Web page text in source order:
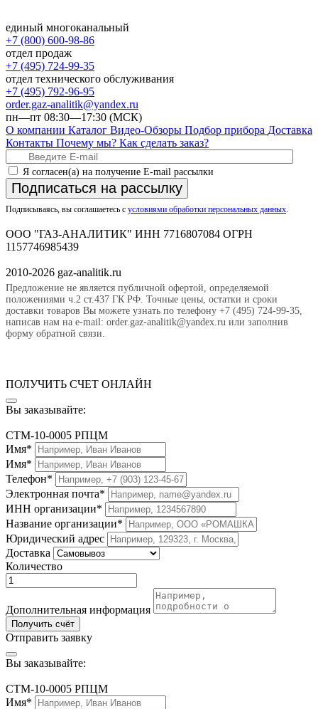
единый многоканальный
+7 (800) 600-98-86
отдел продаж
+7 (495) 724-99-35
отдел технического обслуживания
+7 (495) 792-96-95
order.gaz-analitik@yandex.ru
пн—пт 08:30—17:30 (МСК)
О компании Каталог Видео-Обзоры Подбор прибора Доставка
Контакты Почему мы? Как сделать заказ?
Я согласен(а) на получение E-mail рассылки
Подписаться на рассылку
Подписываясь, вы соглашаетесь с условиями обработки персональных данных.
ООО "ГАЗ-АНАЛИТИК" ИНН 7716807084 ОГРН
1157746985439
2010-2026 gaz-analitik.ru
Предложение не является публичной офертой, определяемой
положениями ч.2 ст.437 ГК РФ. Точные цены, остатки и сроки
доставки товаров Вы можете узнать по телефону +7 (495) 724-99-35,
написав нам на e-mail: order.gaz-analitik@yandex.ru или заполнив
форму обратной связи.
ПОЛУЧИТЬ СЧЕТ ОНЛАЙН
Вы заказывайте:
СТМ-10-0005 РПЦМ
Имя*
Имя*
Телефон*
Электронная почта*
ИНН организации*
Название организации*
Юридический адрес
Доставка
Количество
Дополнительная информация
Получить счёт
Отправить заявку
Вы заказывайте:
СТМ-10-0005 РПЦМ
Имя*